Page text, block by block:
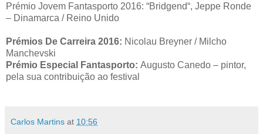
Prémio Jovem Fantasporto 2016: “Bridgend“, Jeppe Ronde
– Dinamarca / Reino Unido
Prémios De Carreira 2016: Nicolau Breyner / Milcho
Manchevski
Prémio Especial Fantasporto: Augusto Canedo – pintor,
pela sua contribuição ao festival
Carlos Martins at 10:56